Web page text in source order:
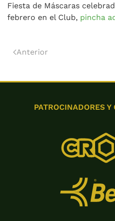
Fiesta de Máscaras
febrero en el Club, pincha
Anterior
PATROCINADORES